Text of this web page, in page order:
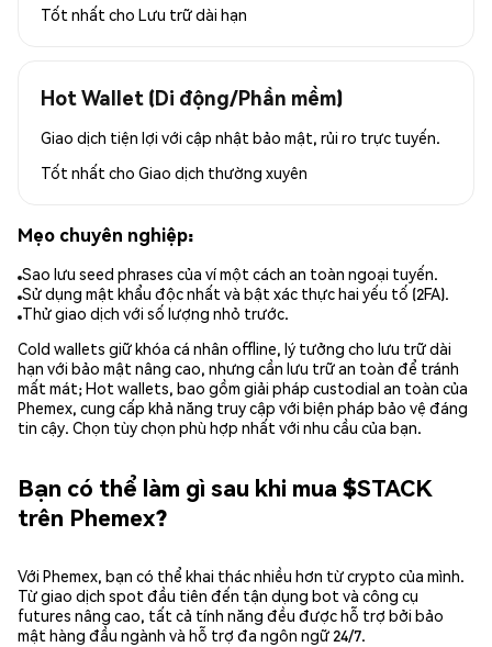
Tốt nhất cho Lưu trữ dài hạn
Hot Wallet (Di động/Phần mềm)
Giao dịch tiện lợi với cập nhật bảo mật, rủi ro trực tuyến.
Tốt nhất cho Giao dịch thường xuyên
Mẹo chuyên nghiệp:
Sao lưu seed phrases của ví một cách an toàn ngoại tuyến.
Sử dụng mật khẩu độc nhất và bật xác thực hai yếu tố (2FA).
Thử giao dịch với số lượng nhỏ trước.
Cold wallets giữ khóa cá nhân offline, lý tưởng cho lưu trữ dài
hạn với bảo mật nâng cao, nhưng cần lưu trữ an toàn để tránh
mất mát; Hot wallets, bao gồm giải pháp custodial an toàn của
Phemex, cung cấp khả năng truy cập với biện pháp bảo vệ đáng
tin cậy. Chọn tùy chọn phù hợp nhất với nhu cầu của bạn.
Bạn có thể làm gì sau khi mua $STACK
trên Phemex?
Với Phemex, bạn có thể khai thác nhiều hơn từ crypto của mình.
Từ giao dịch spot đầu tiên đến tận dụng bot và công cụ
futures nâng cao, tất cả tính năng đều được hỗ trợ bởi bảo
mật hàng đầu ngành và hỗ trợ đa ngôn ngữ 24/7.